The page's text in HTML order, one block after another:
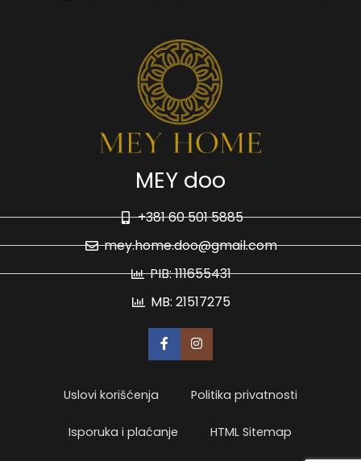
MEY doo
+381 60 501 5885
mey.home.doo@gmail.com
PIB: 111655431
MB: 21517275
Uslovi korišćenja Politika privatnosti
Isporuka i plaćanje HTML Sitemap